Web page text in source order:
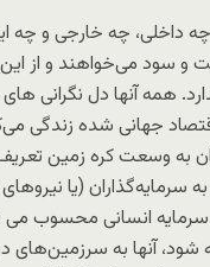
داخلی، چه خارجی و چه
و سود می‌خواهند و از
همه آنها دل‌ نگرانی
جهانی شده زندگی
به وسعت کره زمین
به سرمایه‌گذاران (یا
سرمایه انسانی محسوب
آنها به سرزمین‌های